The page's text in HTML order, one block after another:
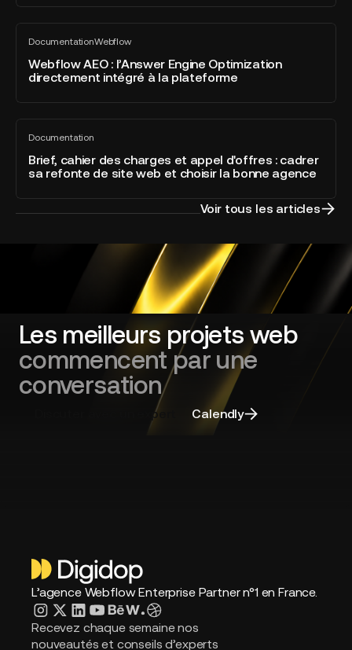
dans
catégorie
Developer
of
the
DocumentationWebflow
Tout
voir
Webflow AEO : l’Answer Engine Optimization
directement intégré à la plateforme
Webflow
AEO
l’Answer
intégré
plateforme
Documentation
Tout
voir
Brief, cahier des charges et appel d'offres : cadrer
sa refonte de site web et choisir la bonne agence
Brief,
cahier
des
charges
site
web
et
choisir
la
Voir tous les articles
Les meilleurs projets web
commencent par une
conversation
Discuter avec un expert Calendly
L’agence Webflow Enterprise Partner n°1 en France.
Recevez chaque semaine nos
nouveautés et conseils d’experts